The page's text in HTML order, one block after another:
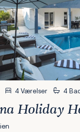
4 Værelser 4
Holiday